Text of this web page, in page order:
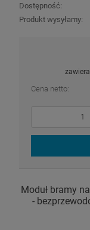
Dostępność:
Produkt wysyłamy:
Cena netto:
Moduł bramy
-